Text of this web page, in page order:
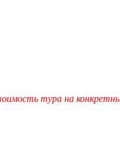
тура на